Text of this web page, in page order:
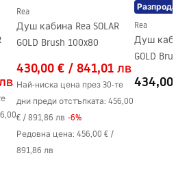
Да
24 месеца
монтаж
Rea
Душ кабина Rea SOLAR
GOLD Brush 100x80
430,00 € / 841,01 лв
Най-ниска цена през 30-те
дни преди отстъпката: 456,00
€ / 891,86 лв -6%
Редовна цена: 456,00 € /
891,86 лв
Rea
Душ кабина
GOLD Brush
434,00 €